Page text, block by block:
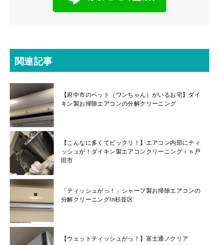
関連記事
【府中市のペット（ワンちゃん）がいるお宅】ダイ
キン製お掃除エアコンの分解クリーニング
【こんなに多くてビックリ！】エアコン内部にティ
ッシュが！ダイキン製エアコンクリーニングｉｎ戸
田市
「ティッシュがっ！」シャープ製お掃除エアコンの
分解クリーニングin杉並区
【ウェットティッシュがっ！】富士通ノクリア